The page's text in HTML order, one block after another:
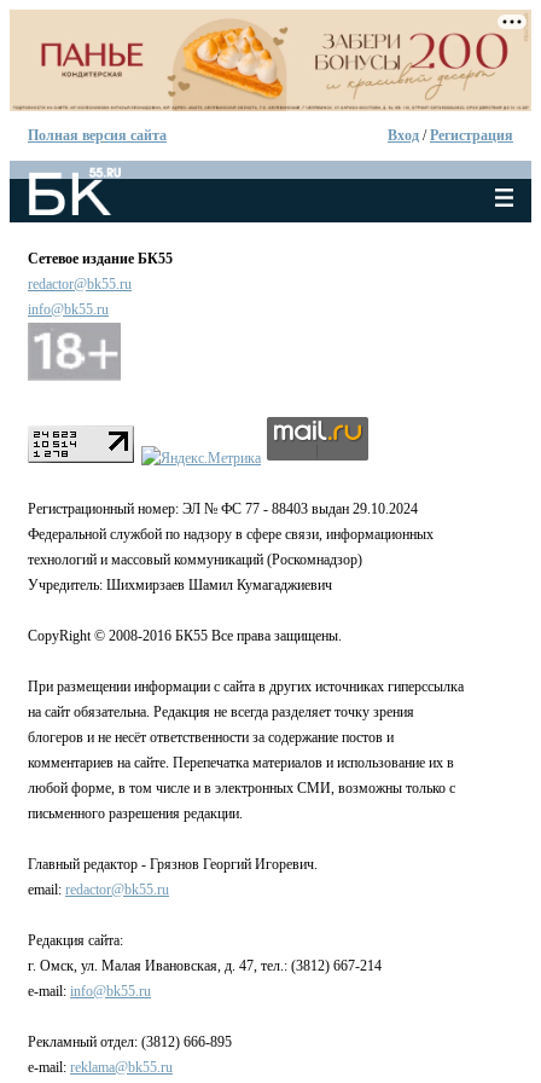
Полная версия сайта Вход /Регистрация
Сетевое издание БК55
redactor@bk55.ru
info@bk55.ru
Регистрационный номер: ЭЛ № ФС 77 - 88403 выдан 29.10.2024
Федеральной службой по надзору в сфере связи, информационных
технологий и массовый коммуникаций (Роскомнадзор)
Учредитель: Шихмирзаев Шамил Кумагаджиевич
CopyRight © 2008-2016 БК55 Все права защищены.
При размещении информации с сайта в других источниках гиперссылка
на сайт обязательна. Редакция не всегда разделяет точку зрения
блогеров и не несёт ответственности за содержание постов и
комментариев на сайте. Перепечатка материалов и использование их в
любой форме, в том числе и в электронных СМИ, возможны только с
письменного разрешения редакции.
Главный редактор - Грязнов Георгий Игоревич.
email: redactor@bk55.ru
Редакция сайта:
г. Омск, ул. Малая Ивановская, д. 47, тел.: (3812) 667-214
e-mail: info@bk55.ru
Рекламный отдел: (3812) 666-895
e-mail: reklama@bk55.ru